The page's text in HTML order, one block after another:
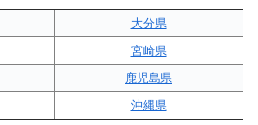
大分県
宮崎県
鹿児島県
沖縄県